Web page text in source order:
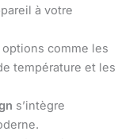
à votre
comme les
température et les
s’intègre